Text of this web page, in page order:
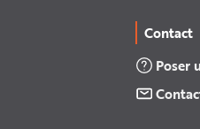
Contact
Poser